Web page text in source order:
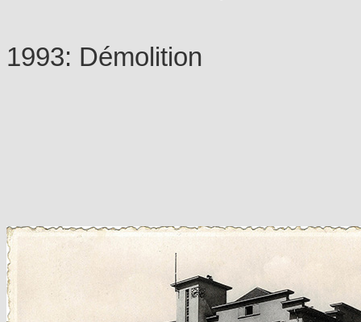
1993: Démolition